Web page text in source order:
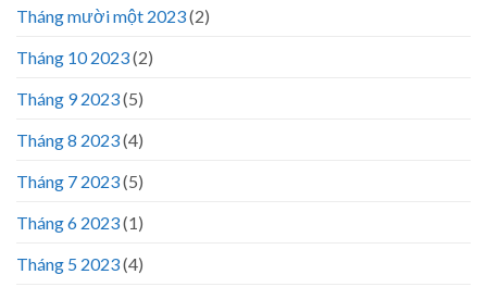
Tháng mười một 2023(2)
Tháng 10 2023(2)
Tháng 9 2023(5)
Tháng 8 2023(4)
Tháng 7 2023(5)
Tháng 6 2023(1)
Tháng 5 2023(4)